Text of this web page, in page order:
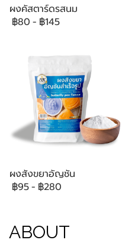
ผงคัสตาร์ดรสนม
฿80 - ฿145
ผงสังขยาอัญชัน
฿95- ฿280
ABOUT